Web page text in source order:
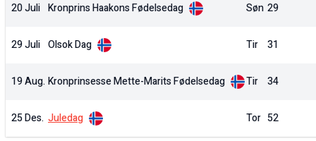
20 Juli Kronprins Haakons Fødelsedag Søn 29
29 Juli Olsok Dag Tir 31
19 Aug. Kronprinsesse Mette-Marits Fødelsedag Tir 34
25 Des. Juledag Tor 52